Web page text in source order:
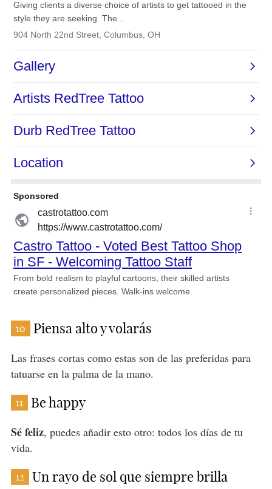
10 Piensa alto y volarás
Las frases cortas como estas son de las preferidas para
tatuarse en la palma de la mano.
11 Be happy
Sé feliz, puedes añadir esto otro: todos los días de tu
vida.
12 Un rayo de sol que siempre brilla